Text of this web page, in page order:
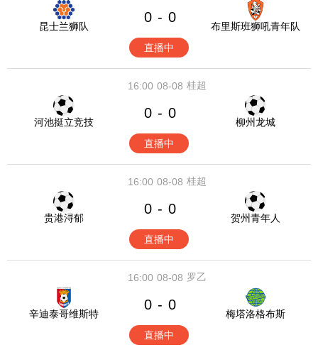
昆士兰狮队
0 - 0
布里斯班狮吼青年队
直播中
08-08
16:00 桂超
河池挺立竞技
0 - 0
柳州龙城
直播中
08-08
16:00 桂超
贵港浔郁
0 - 0
贺州青年人
直播中
08-08
16:00 罗乙
辛迪泰哥维斯特
0 - 0
梅塔洛格布斯
直播中